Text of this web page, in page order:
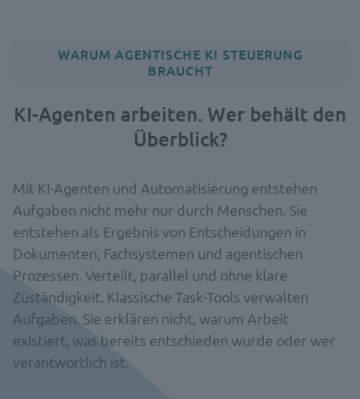
WARUM AGENTISCHE KI STEUERUNG
BRAUCHT
KI-Agenten arbeiten. Wer behält den
Überblick?
Mit KI-Agenten und Automatisierung entstehen
Aufgaben nicht mehr nur durch Menschen. Sie
entstehen als Ergebnis von Entscheidungen in
Dokumenten, Fachsystemen und agentischen
Prozessen. Verteilt, parallel und ohne klare
Zuständigkeit. Klassische Task-Tools verwalten
Aufgaben. Sie erklären nicht, warum Arbeit
existiert, was bereits entschieden wurde oder wer
verantwortlich ist.